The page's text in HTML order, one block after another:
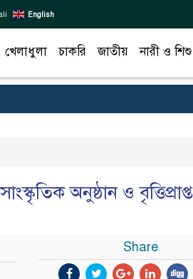
English
খেলাধুলা চাকরি জাতীয় নারী ও শিশু
অনুষ্ঠান ও বৃত্তিপ্রাপ্ত
Share